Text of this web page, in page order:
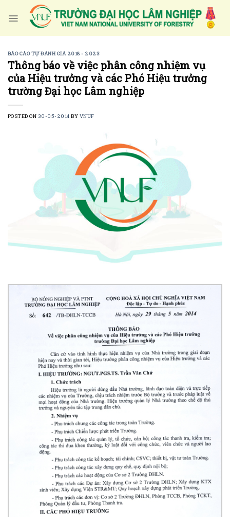
BÁO CÁO TỰ ĐÁNH GIÁ 2018 - 2023
Thông báo về việc phân công nhiệm vụ
của Hiệu trưởng và các Phó Hiệu trưởng
trường Đại học Lâm nghiệp
POSTED ON 30-05-2014 BY VNUF